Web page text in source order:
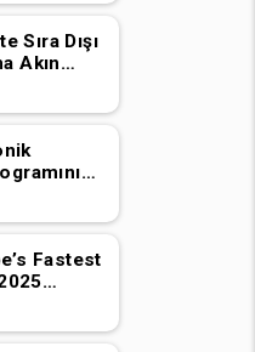
Sıra Dışı
Akın
Fastest